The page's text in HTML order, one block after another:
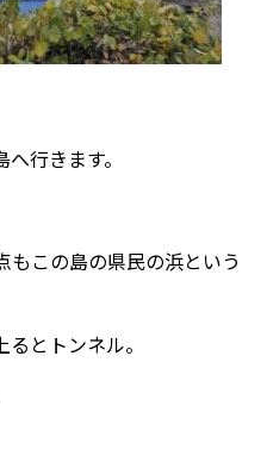
行きます。
もこの島の県民の浜という
とトンネル。